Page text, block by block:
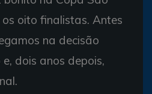
oito finalistas. Antes
na decisão
dois anos depois,